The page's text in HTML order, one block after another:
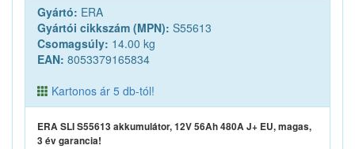
Gyártó: ERA
Gyártói cikkszám (MPN): S55613
Csomagsúly: 14.00 kg
EAN: 8053379165834
Kartonos ár 5 db-tól!
ERA SLI S55613 akkumulátor, 12V 56Ah 480A J+ EU, magas,
3 év garancia!